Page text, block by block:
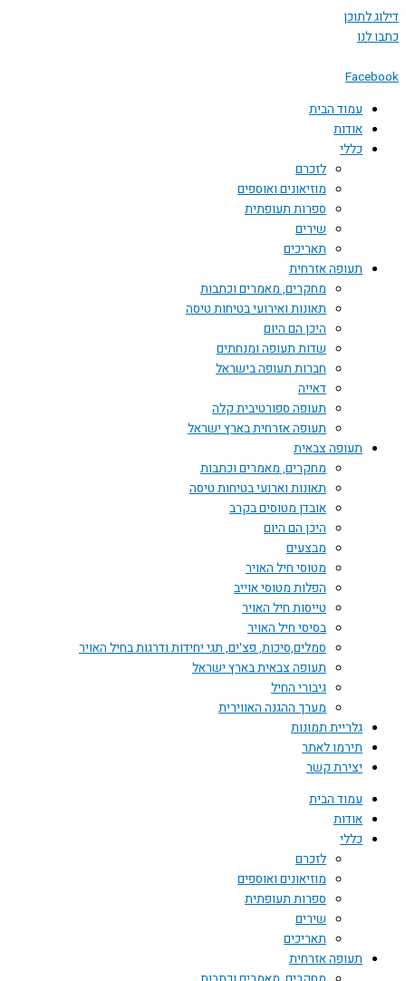
דילוג לתוכן
כתבו לנו
Facebook
עמוד הבית
אודות
כללי
לזכרם
מוזיאונים ואוספים
ספרות תעופתית
שירים
תאריכים
תעופה אזרחית
מחקרים, מאמרים וכתבות
תאונות ואירועי בטיחות טיסה
היכן הם היום
שדות תעופה ומנחתים
חברות תעופה בישראל
דאייה
תעופה ספורטיבית קלה
תעופה אזרחית בארץ ישראל
תעופה צבאית
מחקרים, מאמרים וכתבות
תאונות וארועי בטיחות טיסה
אובדן מטוסים בקרב
היכן הם היום
מבצעים
מטוסי חיל האויר
הפלות מטוסי אוייב
טייסות חיל האויר
בסיסי חיל האויר
סמלים,סיכות, פצ'ים, תגי יחידות ודרגות בחיל האויר
תעופה צבאית בארץ ישראל
גיבורי החיל
מערך ההגנה האווירית
גלריית תמונות
תירמו לאתר
יצירת קשר
עמוד הבית
אודות
כללי
לזכרם
מוזיאונים ואוספים
ספרות תעופתית
שירים
תאריכים
תעופה אזרחית